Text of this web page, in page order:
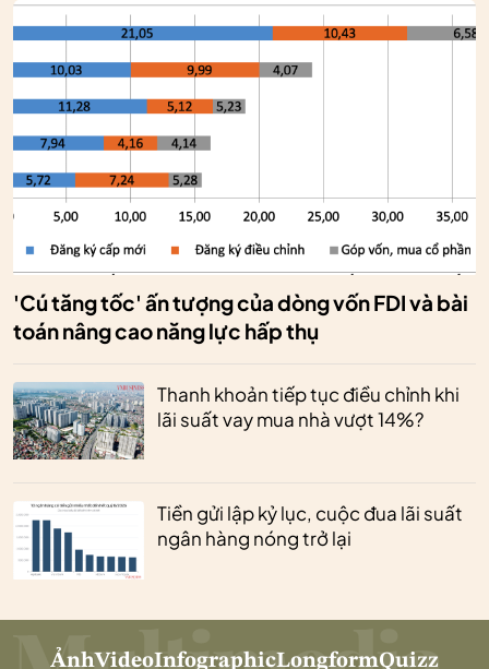
'Cú tăng tốc' ấn tượng của dòng vốn FDI và bài
toán nâng cao năng lực hấp thụ
Thanh khoản tiếp tục điều chỉnh khi
lãi suất vay mua nhà vượt 14%?
Tiền gửi lập kỷ lục, cuộc đua lãi suất
ngân hàng nóng trở lại
ẢnhVideoInfographicLongformQuizz